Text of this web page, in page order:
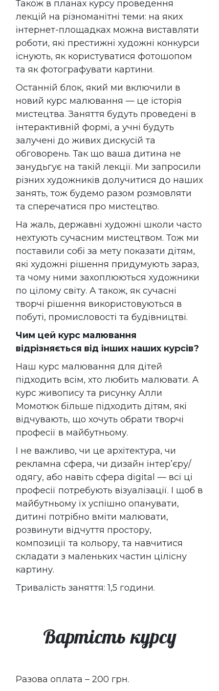
Також в планах курсу проведення
лекцій на різноманітні теми: на яких
інтернет-площадках можна виставляти
роботи, які престижні художні конкурси
існують, як користуватися фотошопом
та як фотографувати картини.
Останній блок, який ми включили в
новий курс малювання — це історія
мистецтва. Заняття будуть проведені в
інтерактивній формі, а учні будуть
залучені до живих дискусій та
обговорень. Так що ваша дитина не
занудьгує на такій лекції. Ми запросили
різних художників долучитися до наших
занять, тож будемо разом розмовляти
та сперечатися про мистецтво.
На жаль, державні художні школи часто
нехтують сучасним мистецтвом. Тож ми
поставили собі за мету показати дітям,
які художні рішення придумують зараз,
та чому ними захоплюються художники
по цілому світу. А також, як сучасні
творчі рішення використовуються в
побуті, промисловості та будівництві.
Чим цей курс малювання
відрізняється від інших наших курсів?
Наш курс малювання для дітей
підходить всім, хто любить малювати. А
курс живопису та рисунку Алли
Момотюк більше підходить дітям, які
відчувають, що хочуть обрати творчі
професії в майбутньому.
І не важливо, чи це архітектура, чи
рекламна сфера, чи дизайн інтер’єру/
одягу, або навіть сфера digital — всі ці
професії потребують візуалізації. І щоб в
майбутньому їх успішно опанувати,
дитині потрібно вміти малювати,
розвинути відчуття простору,
композиції та кольору, та навчитися
складати з маленьких частин цілісну
картину.
Тривалість заняття: 1,5 години.
Вартість курсу
Разова оплата – 200 грн.